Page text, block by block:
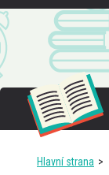
Hlavní strana